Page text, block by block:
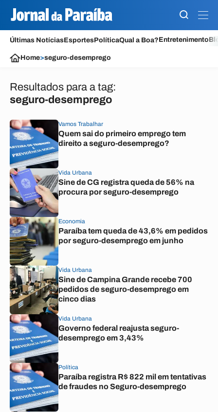
Últimas NotíciasEsportesPolíticaQual a Boa?Entretenimento
Home>seguro-desemprego
Resultados para a tag:
seguro-desemprego
Vamos Trabalhar
Quem sai do primeiro emprego tem
direito a seguro-desemprego?
Vida Urbana
Sine de CG registra queda de 56% na
procura por seguro-desemprego
Economia
Paraíba tem queda de 43,6% em pedidos
por seguro-desemprego em junho
Vida Urbana
Sine de Campina Grande recebe 700
pedidos de seguro-desemprego em
cinco dias
Vida Urbana
Governo federal reajusta seguro-
desemprego em 3,43%
Política
Paraíba registra R$ 822 mil em tentativas
de fraudes no Seguro-desemprego